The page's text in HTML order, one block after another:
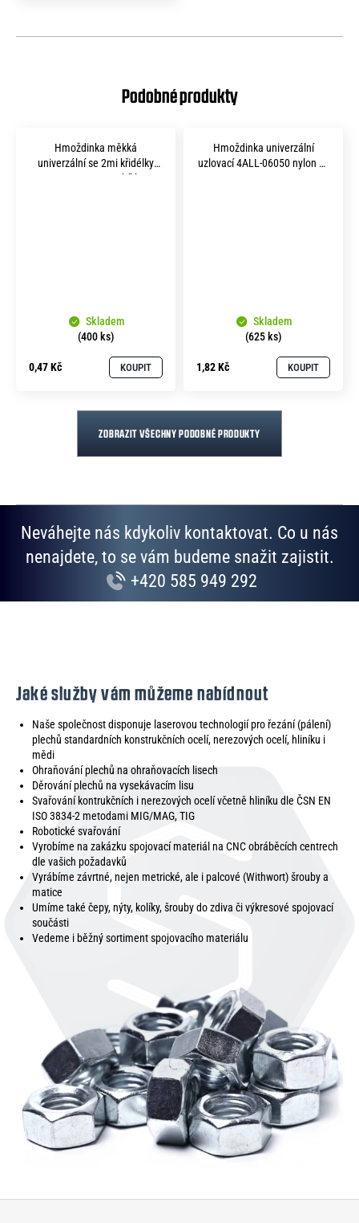
Hmoždinka měkká
univerzální se 2mi křidélky
UPA 6x 30 mm bílá
Skladem
(400 ks)
0,47 Kč KOUPIT
Hmoždinka univerzální
uzlovací 4ALL-06050 nylon 6x
Skladem
(625 ks)
1,82 Kč KOUPIT
ZOBRAZIT VŠECHNY PODOBNÉ PRODUKTY
Neváhejte nás kdykoliv kontaktovat. Co u nás
nenajdete, to se vám budeme snažit zajistit.
+420 585 949 292
Jaké služby vám můžeme nabídnout
Naše společnost disponuje laserovou technologií pro řezání (pálení)
plechů standardních konstrukčních ocelí, nerezových ocelí, hliníku i
mědi
Ohraňování plechů na ohraňovacích lisech
Děrování plechů na vysekávacím lisu
Svařování kontrukčních i nerezových ocelí včetně hliníku dle ČSN EN
ISO 3834-2 metodami MIG/MAG, TIG
Robotické svařování
Vyrobíme na zakázku spojovací materiál na CNC obráběcích centrech
dle vašich požadavků
Vyrábíme závrtné, nejen metrické, ale i palcové (Withwort) šrouby a
matice
Umíme také čepy, nýty, kolíky, šrouby do zdiva či výkresové spojovací
součásti
Vedeme i běžný sortiment spojovacího materiálu